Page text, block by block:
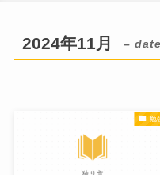
2024年11月 –
勉